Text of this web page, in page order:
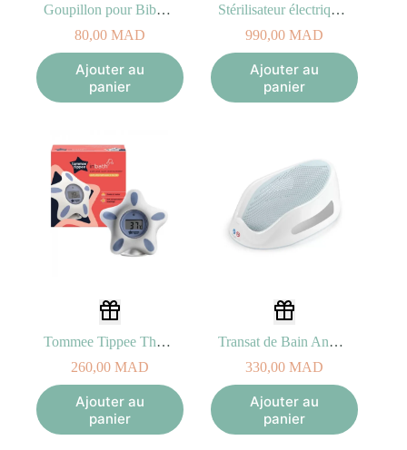
Goupillon pour Biberon
80,00 MAD
Ajouter au
panier
Stérilisateur électrique Turbo vapeur(+)
990,00 MAD
Ajouter au
panier
Tommee Tippee Thermomètre Numérique pour bain
260,00 MAD
Ajouter au
panier
Transat de Bain Angelcare® Soft Touch Bleu
330,00 MAD
Ajouter au
panier